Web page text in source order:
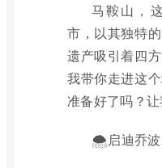
马鞍山，
市，以其独特
遗产吸引着四
我带你走进这
准备好了吗？
🌨️启迪乔